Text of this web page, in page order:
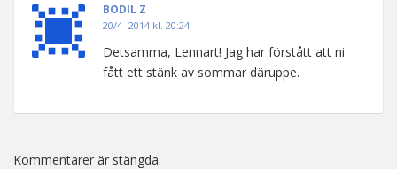
BODIL Z
20/4 -2014 kl. 20:24
Detsamma, Lennart! Jag har förstått att ni
fått ett stänk av sommar däruppe.
Kommentarer är stängda.